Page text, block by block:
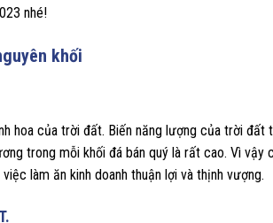
nhé!
khối
hoa của trời đất. Biến năng lượng của trời đất
trong mỗi khối đá bán quý là rất cao. Vì vậy
làm ăn kinh doanh thuận lợi và thịnh vượng.